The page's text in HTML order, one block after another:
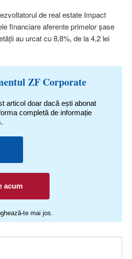
de real estate Impact
financiare aferente primelor şase
au urcat cu 8,8%, de la 4,2 lei
ZF Corporate
articol doar dacă ești abonat
completă de informație
acum
te mai jos.